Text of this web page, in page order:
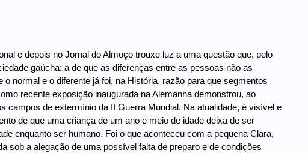
e depois no Jornal do Almoço trouxe luz a uma questão que, pelo
gaúcha: a de que as diferenças entre as pessoas não as
normal e o diferente já foi, na História, razão para que segmentos
recente exposição inaugurada na Alemanha demonstrou, ao
de extermínio da II Guerra Mundial. Na atualidade, é visível e
de que uma criança de um ano e meio de idade deixa de ser
enquanto ser humano. Foi o que aconteceu com a pequena Clara,
sob a alegação de uma possível falta de preparo e de condições